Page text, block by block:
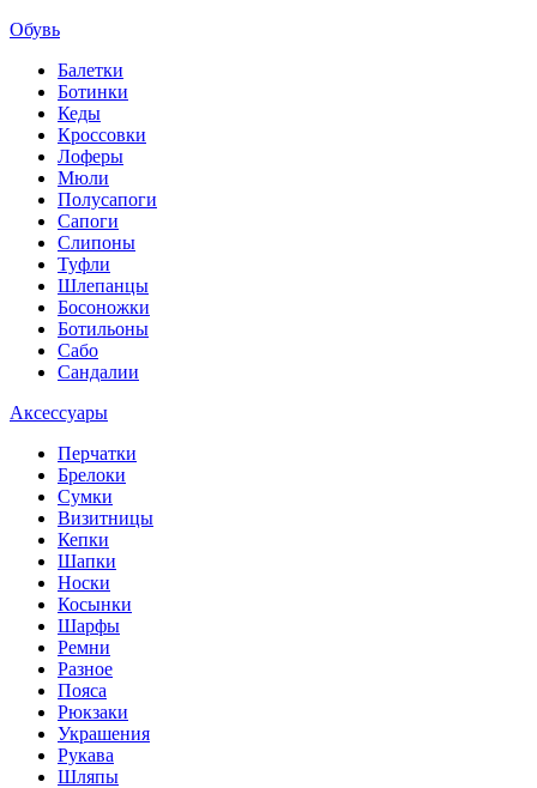
Обувь
Балетки
Ботинки
Кеды
Кроссовки
Лоферы
Мюли
Полусапоги
Сапоги
Слипоны
Туфли
Шлепанцы
Босоножки
Ботильоны
Сабо
Сандалии
Аксессуары
Перчатки
Брелоки
Сумки
Визитницы
Кепки
Шапки
Носки
Косынки
Шарфы
Ремни
Разное
Пояса
Рюкзаки
Украшения
Рукава
Шляпы